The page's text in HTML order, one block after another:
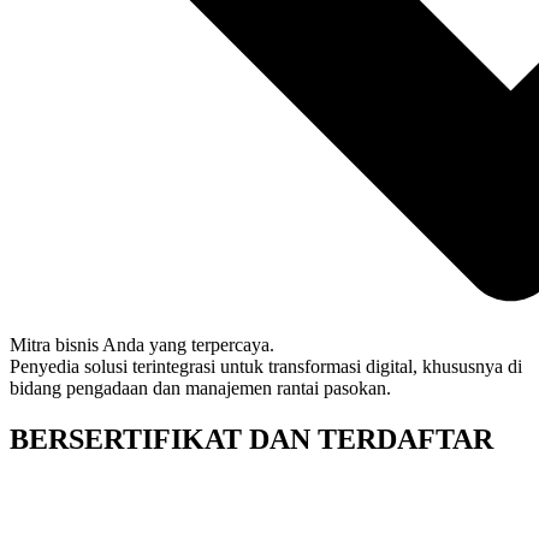
Mitra bisnis Anda yang terpercaya.
Penyedia solusi terintegrasi untuk transformasi digital, khususnya di
bidang pengadaan dan manajemen rantai pasokan.
BERSERTIFIKAT DAN TERDAFTAR